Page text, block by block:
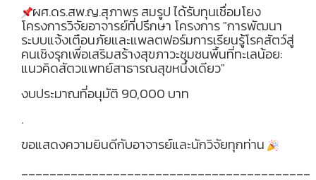
ผศ.ดร.สพ.ญ.สุภาพร สมรูป ได้รับทุนเชื่อมโยง
โครงการวิจัยอาจารย์ที่ปรึกษา โครงการ "การพัฒนา
ระบบแจ้งเตือนภัยและแพลตฟอร์มการเรียนรู้โรคสัตว์สู่
คนเชิงรุกเพื่อเสริมสร้างสุขภาวะชุมชนพื้นที่ทะเลน้อย:
แนวคิดสัตวแพทย์สาธารณสุขหนึ่งเดียว"
งบประมาณที่อนุมัติ 90,000 บาท
.
ขอแสดงความยินดีกับอาจารย์และนักวิจัยทุกท่าน
_________________________________________